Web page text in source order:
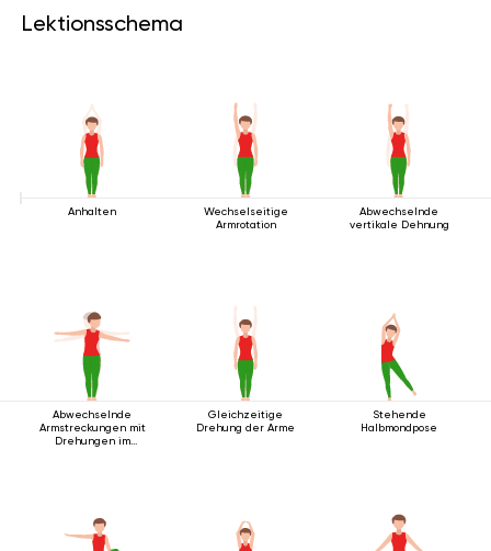
Lektionsschema
Anhalten
Wechselseitige
Armrotation
Abwechselnde
vertikale Dehnung
Abwechselnde
Armstreckungen mit
Drehungen im
Gleichzeitige
Drehung der Arme
Stehende
Halbmondpose